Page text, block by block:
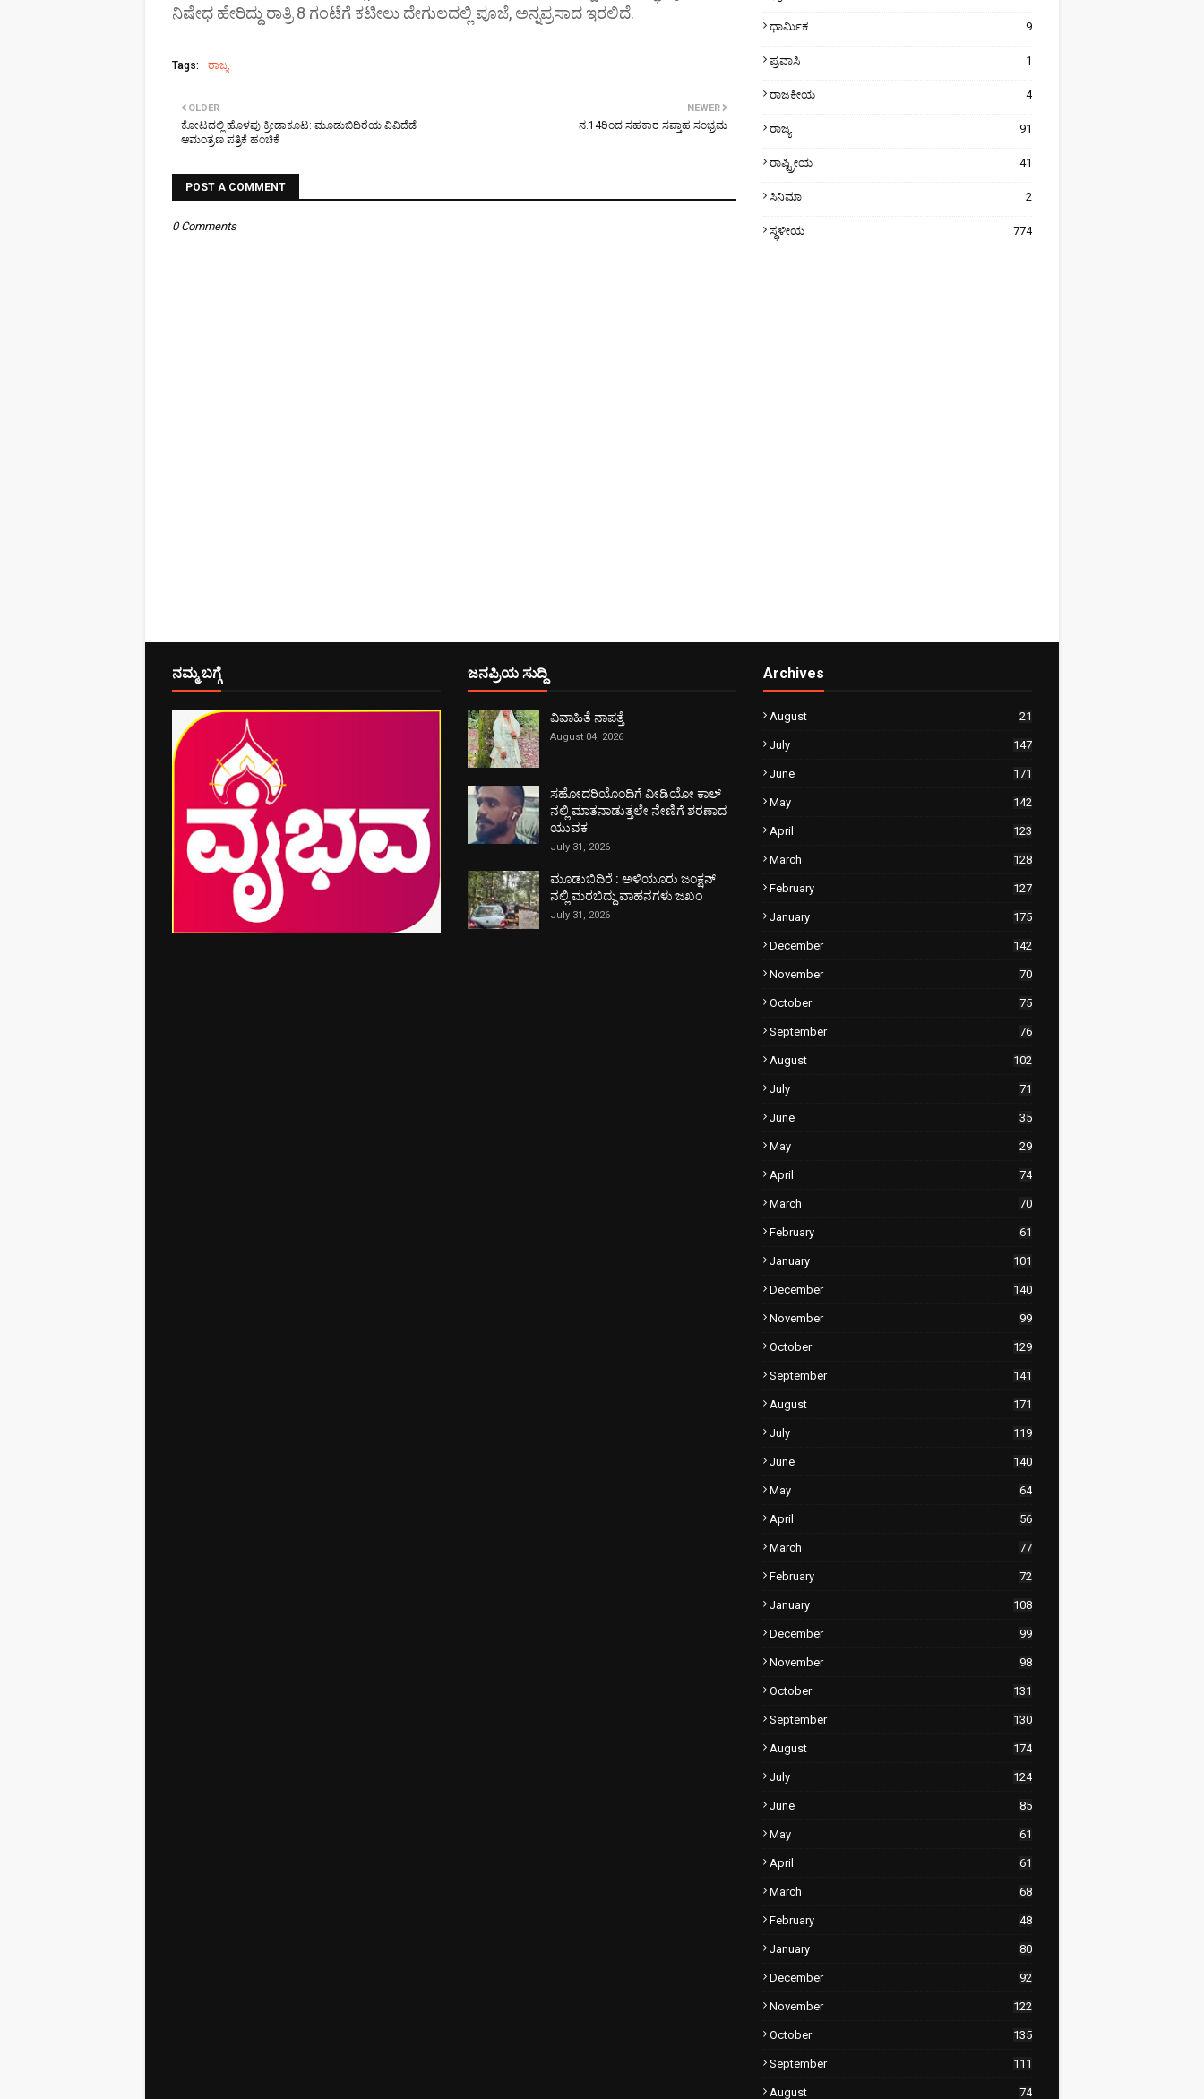
ನಿಷೇಧ ಹೇರಿದ್ದು ರಾತ್ರಿ 8 ಗಂಟೆಗೆ ಕಟೀಲು ದೇಗುಲದಲ್ಲಿ ಪೂಜೆ, ಅನ್ನಪ್ರಸಾದ ಇರಲಿದೆ.
Tags: ರಾಜ್ಯ
NEWER
ನ.14ರಿಂದ ಸಹಕಾರ ಸಪ್ತಾಹ ಸಂಭ್ರಮ
OLDER
ಕೋಟದಲ್ಲಿ ಹೊಳಪು ಕ್ರೀಡಾಕೂಟ: ಮೂಡುಬಿದಿರೆಯ ವಿವಿದೆಡೆ
ಆಮಂತ್ರಣ ಪತ್ರಿಕೆ ಹಂಚಿಕೆ
POST A COMMENT
0 Comments
ಧಾರ್ಮಿಕ 9
ಪ್ರವಾಸಿ 1
ರಾಜಕೀಯ 4
ರಾಜ್ಯ 91
ರಾಷ್ಟ್ರೀಯ 41
ಸಿನಿಮಾ 2
ಸ್ಥಳೀಯ 774
ನಮ್ಮ ಬಗ್ಗೆ ಜನಪ್ರಿಯ ಸುದ್ದಿ
ವಿವಾಹಿತೆ ನಾಪತ್ತೆ
August 04, 2026
ಸಹೋದರಿಯೊಂದಿಗೆ ವೀಡಿಯೋ ಕಾಲ್
ನಲ್ಲಿ ಮಾತನಾಡುತ್ತಲೇ ನೇಣಿಗೆ ಶರಣಾದ
ಯುವಕ
July 31, 2026
ಮೂಡುಬಿದಿರೆ : ಅಳಿಯೂರು ಜಂಕ್ಷನ್
ನಲ್ಲಿ ಮರಬಿದ್ದು ವಾಹನಗಳು ಜಖಂ
July 31, 2026
Archives
August 21
July 147
June 171
May 142
April 123
March 128
February 127
January 175
December 142
November 70
October 75
September 76
August 102
July 71
June 35
May 29
April 74
March 70
February 61
January 101
December 140
November 99
October 129
September 141
August 171
July 119
June 140
May 64
April 56
March 77
February 72
January 108
December 99
November 98
October 131
September 130
August 174
July 124
June 85
May 61
April 61
March 68
February 48
January 80
December 92
November 122
October 135
September 111
August 74